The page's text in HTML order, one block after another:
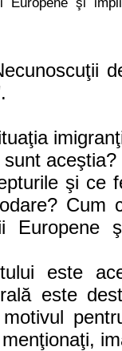
şi ce
Cum
este
este